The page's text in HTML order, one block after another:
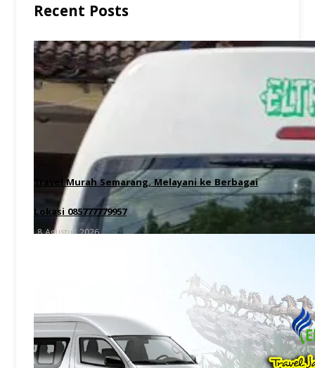
Recent Posts
Travel Murah Semarang, Melayani ke Berbagai
Lokasi 085777779957
8 Agustus 2026